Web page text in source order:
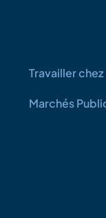
Travailler chez
Marchés